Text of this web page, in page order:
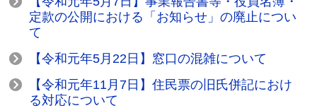
定款の公開における「お知らせ」の廃止につい
て
【令和元年5月22日】窓口の混雑について
【令和元年11月7日】住民票の旧氏併記におけ
る対応について